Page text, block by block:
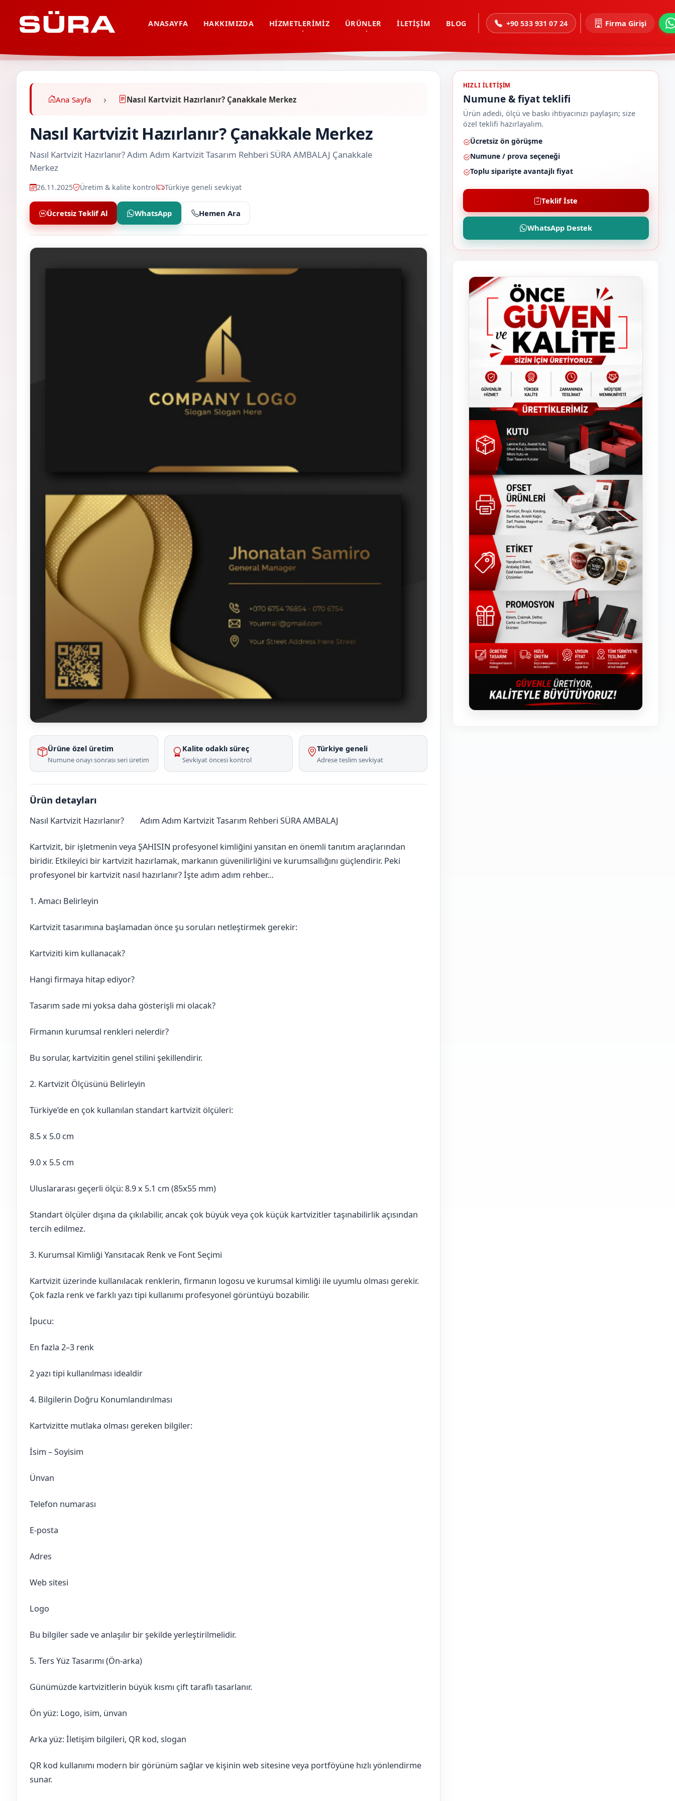
ANASAYFA HAKKIMIZDA HIZMETLERIMIZ ÜRÜNLER İLETIŞIM BLOG +90 533 931 07 24 Firma Girişi
Ana Sayfa Nasıl Kartvizit Hazırlanır? Çanakkale Merkez
Nasıl Kartvizit Hazırlanır? Çanakkale Merkez
Nasıl Kartvizit Hazırlanır? Adım Adım Kartvizit Tasarım Rehberi SÜRA AMBALAJ Çanakkale
Merkez
26.11.2025 Üretim & kalite kontrol Türkiye geneli sevkiyat
Ücretsiz Teklif Al WhatsApp Hemen Ara
Ürüne özel üretim
Numune onayı sonrası seri üretim
Kalite odaklı süreç
Sevkiyat öncesi kontrol
Türkiye geneli
Adrese teslim sevkiyat
Ürün detayları
Nasıl Kartvizit Hazırlanır? Adım Adım Kartvizit Tasarım Rehberi SÜRA AMBALAJ
Kartvizit, bir işletmenin veya ŞAHISIN profesyonel kimliğini yansıtan en önemli tanıtım araçlarından
biridir. Etkileyici bir kartvizit hazırlamak, markanın güvenilirliğini ve kurumsallığını güçlendirir. Peki
profesyonel bir kartvizit nasıl hazırlanır? İşte adım adım rehber…
1. Amacı Belirleyin
Kartvizit tasarımına başlamadan önce şu soruları netleştirmek gerekir:
Kartviziti kim kullanacak?
Hangi firmaya hitap ediyor?
Tasarım sade mi yoksa daha gösterişli mi olacak?
Firmanın kurumsal renkleri nelerdir?
Bu sorular, kartvizitin genel stilini şekillendirir.
2. Kartvizit Ölçüsünü Belirleyin
Türkiye’de en çok kullanılan standart kartvizit ölçüleri:
8.5 x 5.0 cm
9.0 x 5.5 cm
Uluslararası geçerli ölçü: 8.9 x 5.1 cm (85x55 mm)
Standart ölçüler dışına da çıkılabilir, ancak çok büyük veya çok küçük kartvizitler taşınabilirlik açısından
tercih edilmez.
3. Kurumsal Kimliği Yansıtacak Renk ve Font Seçimi
Kartvizit üzerinde kullanılacak renklerin, firmanın logosu ve kurumsal kimliği ile uyumlu olması gerekir.
Çok fazla renk ve farklı yazı tipi kullanımı profesyonel görüntüyü bozabilir.
İpucu:
En fazla 2–3 renk
2 yazı tipi kullanılması idealdir
4. Bilgilerin Doğru Konumlandırılması
Kartvizitte mutlaka olması gereken bilgiler:
İsim – Soyisim
Ünvan
Telefon numarası
E-posta
Adres
Web sitesi
Logo
Bu bilgiler sade ve anlaşılır bir şekilde yerleştirilmelidir.
5. Ters Yüz Tasarımı (Ön-arka)
Günümüzde kartvizitlerin büyük kısmı çift taraflı tasarlanır.
Ön yüz: Logo, isim, ünvan
Arka yüz: İletişim bilgileri, QR kod, slogan
QR kod kullanımı modern bir görünüm sağlar ve kişinin web sitesine veya portföyüne hızlı yönlendirme
sunar.
HIZLI ILETIŞIM
Numune & fiyat teklifi
Ürün adedi, ölçü ve baskı ihtiyacınızı paylaşın; size
özel teklifi hazırlayalım.
Ücretsiz ön görüşme
Numune / prova seçeneği
Toplu siparişte avantajlı fiyat
Teklif İste
WhatsApp Destek